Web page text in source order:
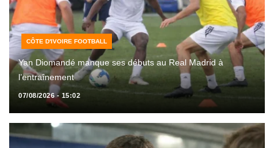
CÔTE D'IVOIRE FOOTBALL
Yan Diomandé manque ses débuts au Real Madrid à
l’entraînement
07/08/2026 - 15:02